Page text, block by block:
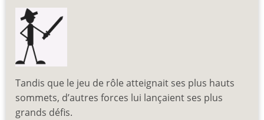
Tandis que le jeu de rôle atteignait ses plus hauts
sommets, d’autres forces lui lançaient ses plus
grands défis.